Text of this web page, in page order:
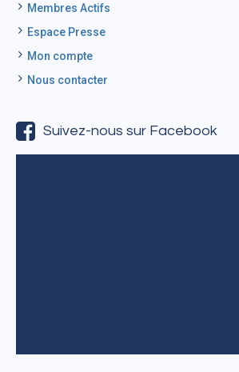
Membres Actifs
Espace Presse
Mon compte
Nous contacter
Suivez-nous sur Facebook